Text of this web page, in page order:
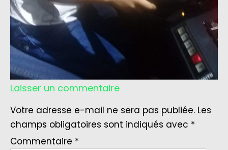
Laisser un commentaire
Votre adresse e-mail ne sera pas publiée. Les
champs obligatoires sont indiqués avec *
Commentaire *